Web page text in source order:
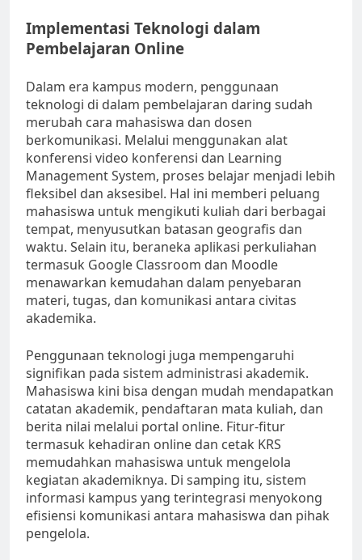
Implementasi Teknologi dalam
Pembelajaran Online
Dalam era kampus modern, penggunaan
teknologi di dalam pembelajaran daring sudah
merubah cara mahasiswa dan dosen
berkomunikasi. Melalui menggunakan alat
konferensi video konferensi dan Learning
Management System, proses belajar menjadi lebih
fleksibel dan aksesibel. Hal ini memberi peluang
mahasiswa untuk mengikuti kuliah dari berbagai
tempat, menyusutkan batasan geografis dan
waktu. Selain itu, beraneka aplikasi perkuliahan
termasuk Google Classroom dan Moodle
menawarkan kemudahan dalam penyebaran
materi, tugas, dan komunikasi antara civitas
akademika.
Penggunaan teknologi juga mempengaruhi
signifikan pada sistem administrasi akademik.
Mahasiswa kini bisa dengan mudah mendapatkan
catatan akademik, pendaftaran mata kuliah, dan
berita nilai melalui portal online. Fitur-fitur
termasuk kehadiran online dan cetak KRS
memudahkan mahasiswa untuk mengelola
kegiatan akademiknya. Di samping itu, sistem
informasi kampus yang terintegrasi menyokong
efisiensi komunikasi antara mahasiswa dan pihak
pengelola.